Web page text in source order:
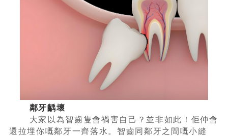
鄰牙齲壞
大家以為智齒隻會禍害自己？並非如此！佢仲會
還拉埋你嘅鄰牙一齊落水。智齒同鄰牙之間嘅小縫